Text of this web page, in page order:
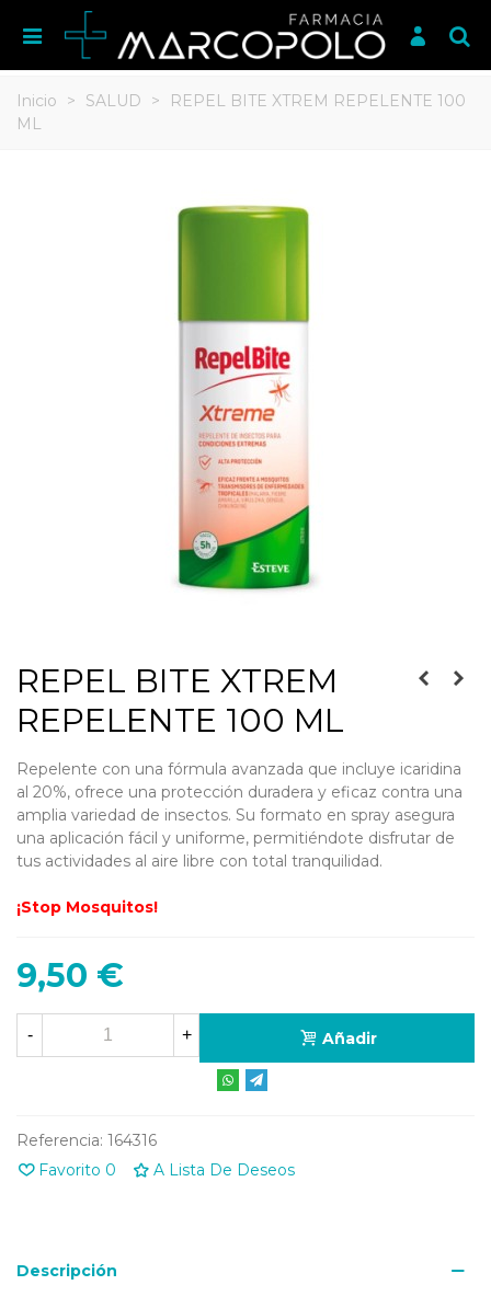
Inicio > SALUD >
REPEL BITE XTREM REPELENTE 100
ML
REPEL BITE XTREM
REPELENTE 100 ML
Repelente con una fórmula avanzada que incluye icaridina
al 20%, ofrece una protección duradera y eficaz contra una
amplia variedad de insectos. Su formato en spray asegura
una aplicación fácil y uniforme, permitiéndote disfrutar de
tus actividades al aire libre con total tranquilidad.
¡Stop Mosquitos!
9,50 €
- + Añadir
Referencia: 164316
Favorito 0 A Lista De Deseos
Descripción